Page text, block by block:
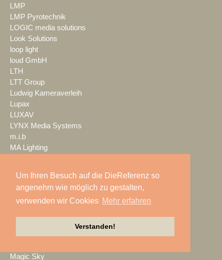
Um Ihren Besuch auf die DieReferenz so
angenehm wie möglich zu gestalten,
verwenden wir Cookies Mehr erfahren
Verstanden!
LMP
LMP Pyrotechnik
LOGIC media solutions
Look Solutions
loop light
loud GmbH
LTH
LTT Group
Ludwig Kameraverleih
Lupax
LUXAV
LYNX Media Systems
m.i.b
MA Lighting
Mackie
macom
Mad Music
Magic Event- und
Magic Sky